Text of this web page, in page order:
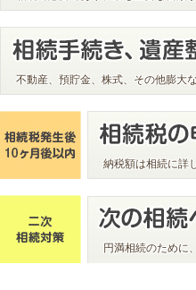
不動産、預貯金、株式、その他膨大
納税額は相続に詳
円満相続のために